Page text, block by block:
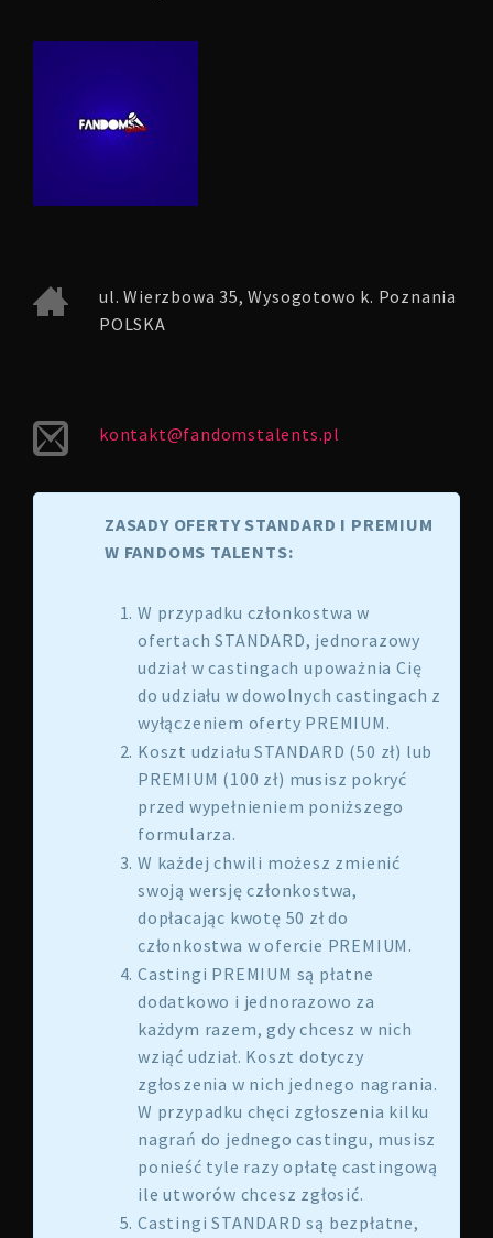
ul. Wierzbowa 35, Wysogotowo k. Poznania
POLSKA
kontakt@fandomstalents.pl
ZASADY OFERTY STANDARD I PREMIUM
W FANDOMS TALENTS:
W przypadku członkostwa w
ofertach STANDARD, jednorazowy
udział w castingach upoważnia Cię
do udziału w dowolnych castingach z
wyłączeniem oferty PREMIUM.
Koszt udziału STANDARD (50 zł) lub
PREMIUM (100 zł) musisz pokryć
przed wypełnieniem poniższego
formularza.
W każdej chwili możesz zmienić
swoją wersję członkostwa,
dopłacając kwotę 50 zł do
członkostwa w ofercie PREMIUM.
Castingi PREMIUM są płatne
dodatkowo i jednorazowo za
każdym razem, gdy chcesz w nich
wziąć udział. Koszt dotyczy
zgłoszenia w nich jednego nagrania.
W przypadku chęci zgłoszenia kilku
nagrań do jednego castingu, musisz
ponieść tyle razy opłatę castingową
ile utworów chcesz zgłosić.
Castingi STANDARD są bezpłatne,